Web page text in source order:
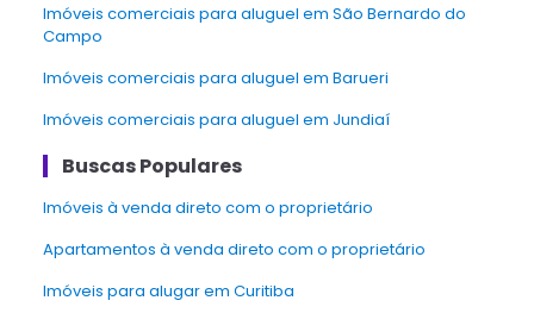
Imóveis comerciais para aluguel em São Bernardo do
Campo
Imóveis comerciais para aluguel em Barueri
Imóveis comerciais para aluguel em Jundiaí
Buscas Populares
Imóveis à venda direto com o proprietário
Apartamentos à venda direto com o proprietário
Imóveis para alugar em Curitiba